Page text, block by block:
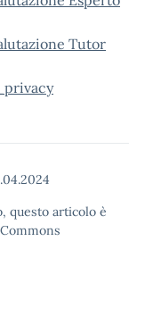
Tutor
questo articolo è